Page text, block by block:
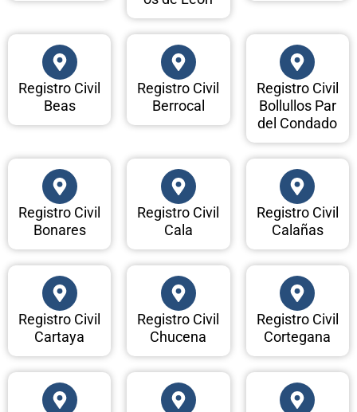
Registro Civil
Beas
Registro Civil
Berrocal
Registro Civil
Bollullos Par
del Condado
Registro Civil
Bonares
Registro Civil
Cala
Registro Civil
Calañas
Registro Civil
Cartaya
Registro Civil
Chucena
Registro Civil
Cortegana